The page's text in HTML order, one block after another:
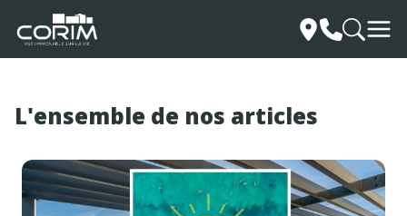
L'ensemble de nos articles